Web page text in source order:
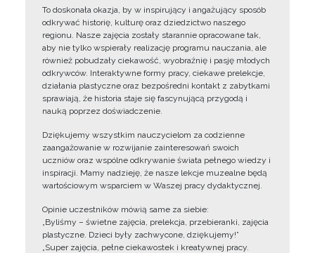
To doskonała okazja, by w inspirujący i angażujący sposób
odkrywać historię, kulturę oraz dziedzictwo naszego
regionu. Nasze zajęcia zostały starannie opracowane tak,
aby nie tylko wspierały realizację programu nauczania, ale
również pobudzały ciekawość, wyobraźnię i pasję młodych
odkrywców. Interaktywne formy pracy, ciekawe prelekcje,
działania plastyczne oraz bezpośredni kontakt z zabytkami
sprawiają, że historia staje się fascynującą przygodą i
nauką poprzez doświadczenie.
Dziękujemy wszystkim nauczycielom za codzienne
zaangażowanie w rozwijanie zainteresowań swoich
uczniów oraz wspólne odkrywanie świata pełnego wiedzy i
inspiracji. Mamy nadzieję, że nasze lekcje muzealne będą
wartościowym wsparciem w Waszej pracy dydaktycznej.
Opinie uczestników mówią same za siebie:
„Byliśmy – świetne zajęcia, prelekcja, przebieranki, zajęcia
plastyczne. Dzieci były zachwycone, dziękujemy!”
„Super zajęcia, pełne ciekawostek i kreatywnej pracy.